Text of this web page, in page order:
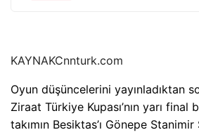
KAYNAKCnnturk.com
Oyun düşüncelerini yayınladıktan
Ziraat Türkiye Kupası’nın yarı
takımın Besiktas’ı Gönepe